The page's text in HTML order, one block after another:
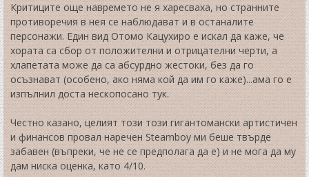
Критиците още навремето не я харесваха, но странните
противоречия в нея се наблюдават и в останалите
персонажи. Един вид Отомо Кацухиро е искал да каже, че
хората са сбор от положителни и отрицателни черти, а
хлапетата може да са абсурдно жестоки, без да го
осъзнават (особено, ако няма кой да им го каже)...ама го е
изпълнил доста нескопосано тук.
Честно казано, целият този този гигантомански артистичен
и финансов провал наречен Steamboy ми беше твърде
забавен (въпреки, че не се предполага да е) и не мога да му
дам ниска оценка, като 4/10.